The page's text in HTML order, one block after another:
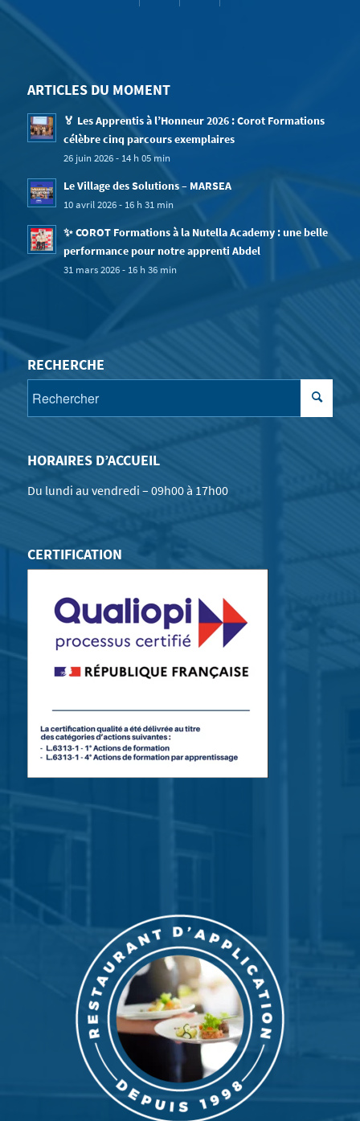
ARTICLES DU MOMENT
🏅 Les Apprentis à l’Honneur 2026 : Corot Formations
célèbre cinq parcours exemplaires
26 juin 2026 - 14 h 05 min
Le Village des Solutions – MARSEA
10 avril 2026 - 16 h 31 min
✨ COROT Formations à la Nutella Academy : une belle
performance pour notre apprenti Abdel
31 mars 2026 - 16 h 36 min
RECHERCHE
HORAIRES D’ACCUEIL
Du lundi au vendredi – 09h00 à 17h00
CERTIFICATION